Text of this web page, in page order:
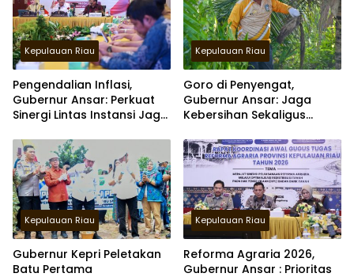
Kepulauan Riau
Pengendalian Inflasi,
Gubernur Ansar: Perkuat
Sinergi Lintas Instansi Jaga
Kepulauan Riau
Goro di Penyengat,
Gubernur Ansar: Jaga
Kebersihan Sekaligus
bersejarah
Kepulauan Riau
Gubernur Kepri Peletakan
Batu Pertama
Kepulauan Riau
Reforma Agraria 2026,
Gubernur Ansar : Prioritas